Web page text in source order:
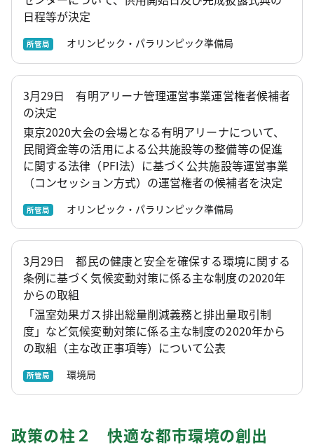
日程等が決定
所管局 オリンピック・パラリンピック準備局
3月29日 有明アリーナ管理運営事業運営権者候補者
の決定
東京2020大会の会場となる有明アリーナについて、
民間資金等の活用による公共施設等の整備等の促進
に関する法律（PFI法）に基づく公共施設等運営事業
（コンセッション方式）の運営権者の候補者を決定
所管局 オリンピック・パラリンピック準備局
3月29日 都民の健康と安全を確保する環境に関する
条例に基づく気候変動対策に係る主な制度の2020年
からの取組
「温室効果ガス排出総量削減義務と排出量取引制
度」など気候変動対策に係る主な制度の2020年から
の取組（主な改正事項等）について公表
所管局 環境局
政策の柱２ 快適な都市環境の創出